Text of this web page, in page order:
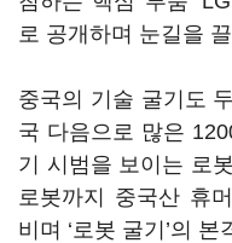
로 공개하며 눈길을
중국의 기술 굴기도
국 다음으로 많은
기 시범을 보이는 로
로봇까지 중국산 휴
비며 ‘로봇 굴기’의